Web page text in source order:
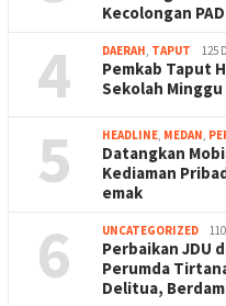
Kecolongan PAD
4 DAERAH, TAPUT 125
Pemkab Taput
Sekolah Minggu
5 HEADLINE, MEDAN,
Datangkan
Kediaman
emak
6 UNCATEGORIZED
Perbaikan JDU
Perumda
Delitua,